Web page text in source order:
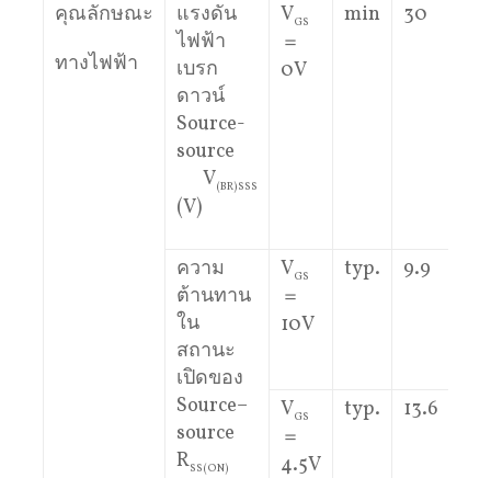
คุณลักษณะ
ทางไฟฟ้า
แรงดัน
ไฟฟ้า
เบรก
ดาวน์
Source-
source
V(BR)SSS
(V)
VGS
＝
0V
min 30
ความ
ต้านทาน
ใน
สถานะ
เปิดของ
Source–
source
RSS(ON)
VGS
＝
10V
typ. 9.9
VGS
＝
4.5V
typ. 13.6